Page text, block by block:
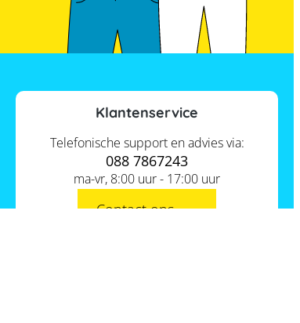
Klantenservice
Telefonische support en advies via:
088 7867243
ma-vr, 8:00 uur - 17:00 uur
Contact ons